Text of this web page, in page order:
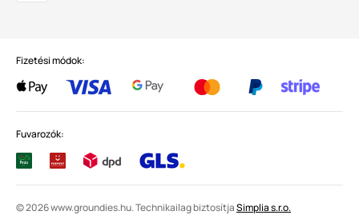
Fizetési módok:
Fuvarozók:
© 2026 www.groundies.hu. Technikailag biztosítjaSimplia s.r.o.